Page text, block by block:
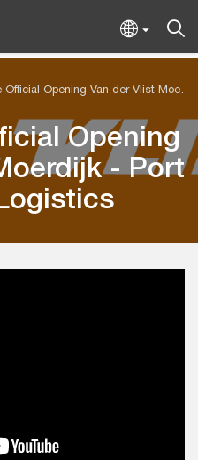
Opening Van der Vlist Moerdijk - Port and Terminal Logistics
Opening
- Port